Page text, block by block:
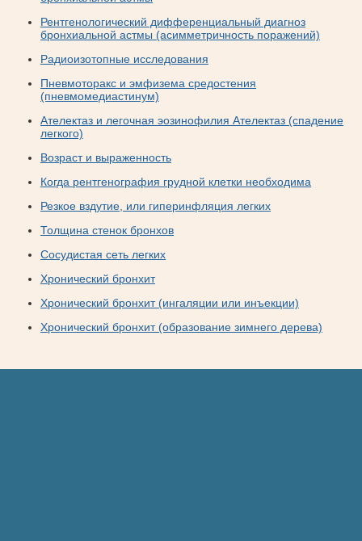
Рентгенологический дифференциальный диагноз
бронхиальной астмы (асимметричность поражений)
Радиоизотопные исследования
Пневмоторакс и эмфизема средостения
(пневмомедиастинум)
Ателектаз и легочная эозинофилия Ателектаз (спадение
легкого)
Возраст и выраженность
Когда рентгенография грудной клетки необходима
Резкое вздутие, или гиперинфляция легких
Толщина стенок бронхов
Сосудистая сеть легких
Хронический бронхит
Хронический бронхит (ингаляции или инъекции)
Хронический бронхит (образование зимнего дерева)